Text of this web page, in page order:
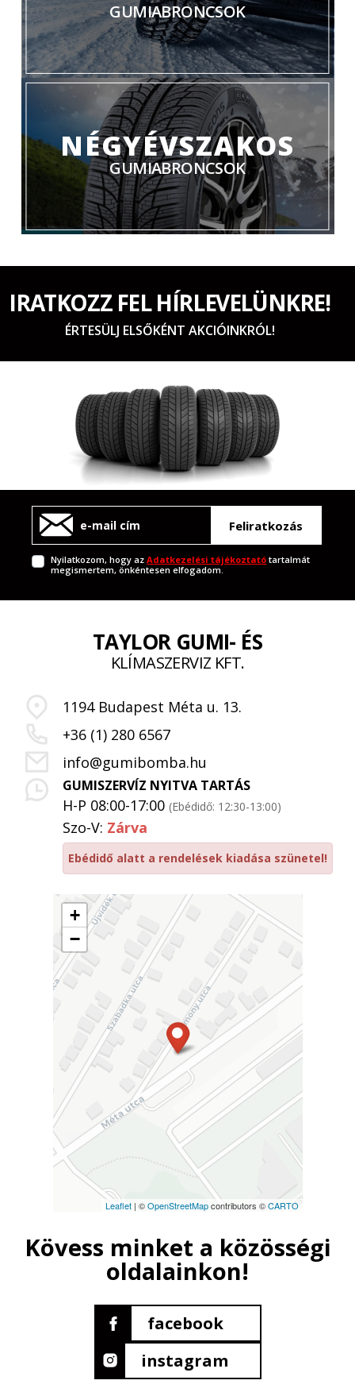
GUMIABRONCSOK
NÉGYÉVSZAKOS
GUMIABRONCSOK
IRATKOZZ FEL HÍRLEVELÜNKRE!
ÉRTESÜLJ ELSŐKÉNT AKCIÓINKRÓL!
Feliratkozás
Nyilatkozom, hogy azAdatkezelési tájékoztató tartalmát
megismertem, önkéntesen elfogadom.
+
−
Leaflet| ©OpenStreetMapcontributors ©CARTO
TAYLOR GUMI- ÉS
KLÍMASZERVIZ KFT.
1194 Budapest Méta u. 13.
+36 (1) 280 6567
info@gumibomba.hu
GUMISZERVÍZ NYITVA TARTÁS
H-P 08:00-17:00 (Ebédidő: 12:30-13:00)
Szo-V: Zárva
Ebédidő alatt a rendelések kiadása szünetel!
Kövess minket a közösségi
oldalainkon!
facebook
instagram